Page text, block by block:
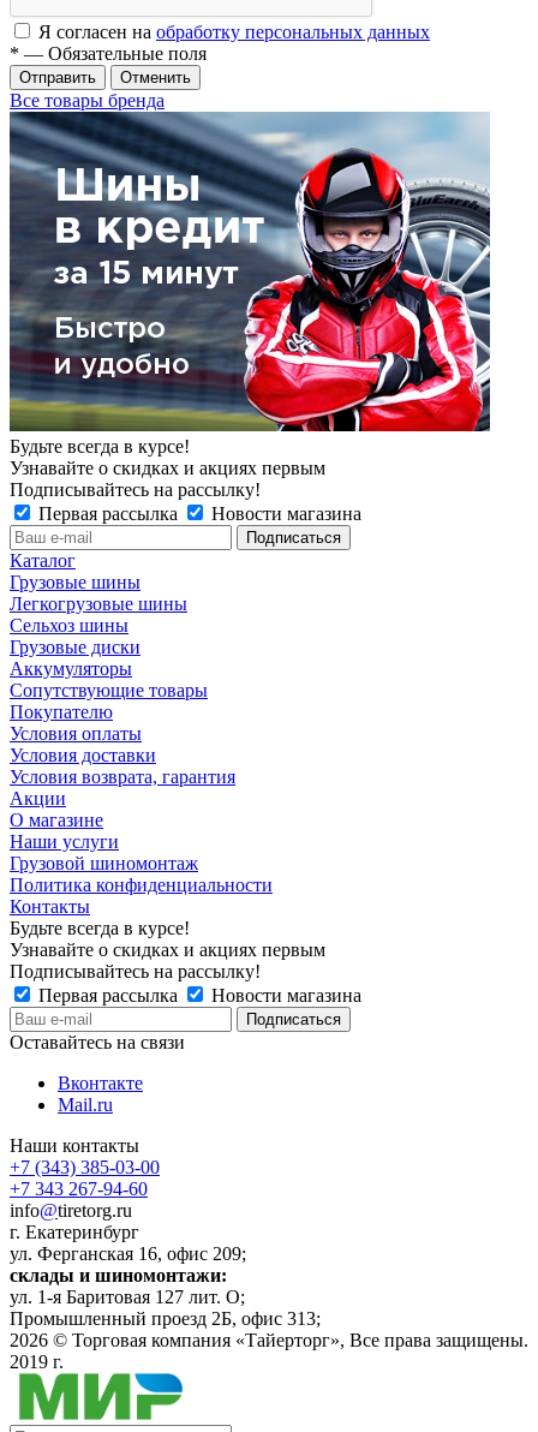
Я согласен на обработку персональных данных
* — Обязательные поля
Отменить
Все товары бренда
Будьте всегда в курсе!
Узнавайте о скидках и акциях первым
Подписывайтесь на рассылку!
Первая рассылка
Новости магазина
Каталог
Грузовые шины
Легкогрузовые шины
Сельхоз шины
Грузовые диски
Аккумуляторы
Сопутствующие товары
Покупателю
Условия оплаты
Условия доставки
Условия возврата, гарантия
Акции
О магазине
Наши услуги
Грузовой шиномонтаж
Политика конфиденциальности
Контакты
Будьте всегда в курсе!
Узнавайте о скидках и акциях первым
Подписывайтесь на рассылку!
Первая рассылка
Новости магазина
Оставайтесь на связи
Вконтакте
Mail.ru
Наши контакты
+7 (343) 385-03-00
+7 343 267-94-60
info@tiretorg.ru
г. Екатеринбург
ул. Ферганская 16, офис 209;
склады и шиномонтажи:
ул. 1-я Баритовая 127 лит. О;
Промышленный проезд 2Б, офис 313;
2026 © Торговая компания «Тайерторг», Все права защищены.
2019 г.